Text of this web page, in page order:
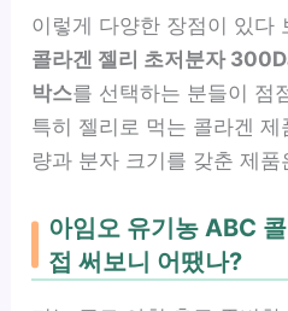
이렇게 다양한 장점이 있다
콜라겐 젤리 초저분자
박스를 선택하는 분들이 점
특히 젤리로 먹는 콜라겐
량과 분자 크기를 갖춘 제품
아임오 유기농 ABC
접 써보니 어땠나?